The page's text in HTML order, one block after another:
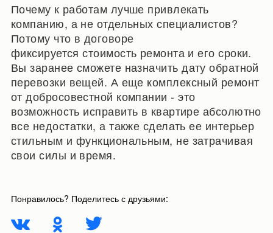
Почему к работам лучше привлекать
компанию, а не отдельных специалистов?
Потому что в договоре
фиксируется стоимость ремонта и его сроки.
Вы заранее сможете назначить дату обратной
перевозки вещей. А еще комплексный ремонт
от добросовестной компании - это
возможность исправить в квартире абсолютно
все недостатки, а также сделать ее интерьер
стильным и функциональным, не затрачивая
свои силы и время.
Понравилось? Поделитесь с друзьями: